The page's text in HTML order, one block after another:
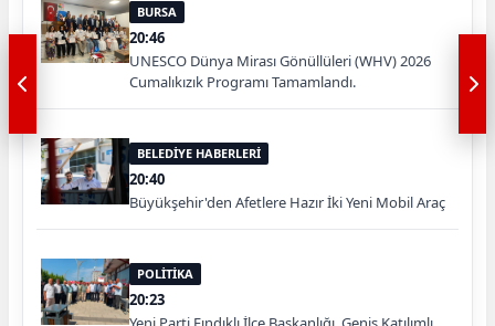
BURSA
20:46
UNESCO Dünya Mirası Gönüllüleri (WHV) 2026
Cumalıkızık Programı Tamamlandı.
BELEDİYE HABERLERİ
20:40
Büyükşehir'den Afetlere Hazır İki Yeni Mobil Araç
POLİTİKA
20:23